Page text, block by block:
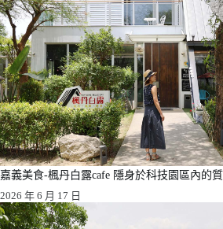
嘉義美食-楓丹白露cafe 隱身於科技園區內的
2026 年 6 月 17 日